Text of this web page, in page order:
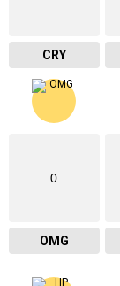
CRY
0
OMG